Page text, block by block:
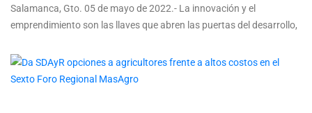
Salamanca, Gto. 05 de mayo de 2022.- La innovación y el
emprendimiento son las llaves que abren las puertas del desarrollo,